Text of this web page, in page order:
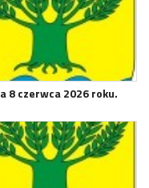
8 czerwca 2026 roku.